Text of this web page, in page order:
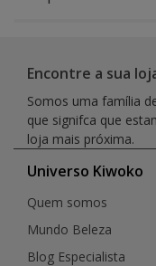
Encontre a sua
Somos uma família
que signifca que
loja mais próxima.
Universo Kiwoko
Quem somos
Mundo Beleza
Blog Especialista